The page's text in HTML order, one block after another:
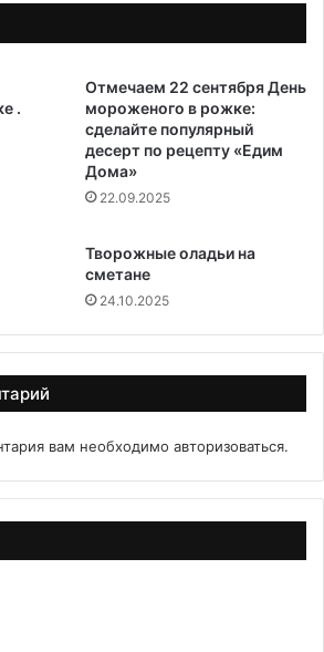
.
Отмечаем 22 сентября Дeнь
мopoжeнoгo в poжкe:
сделайте популярный
десерт по рецепту «Едим
Дома»
22.09.2025
Творожные оладьи на
сметане
24.10.2025
вам необходимо авторизоваться.